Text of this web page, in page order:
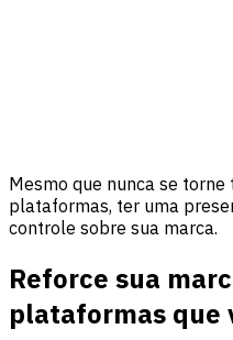
Mesmo que nunca se
plataformas, ter uma
controle sobre sua marca.
Reforce sua
plataformas que